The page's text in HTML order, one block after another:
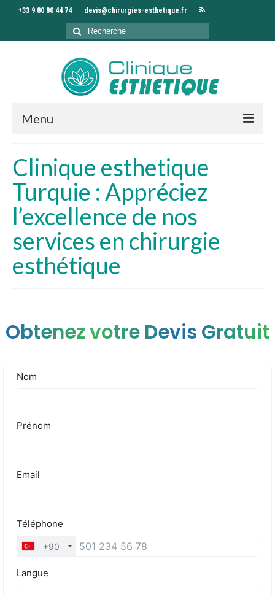
+33 9 80 80 44 74 devis@chirurgies-esthetique.fr
Rechercher
:
Menu
Clinique
Chirurgiens
Interventions
Séjour
Tarifs
Devis
Clinique esthetique
Turquie : Appréciez
l’excellence de nos
services en chirurgie
esthétique
Obtenez votre Devis Gratuit